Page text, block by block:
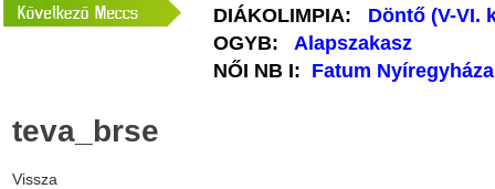
DIÁKOLIMPIA:
Döntő (V-VI.
OGYB:
Alapszakasz
NŐI NB I: Fatum
teva_brse
Vissza